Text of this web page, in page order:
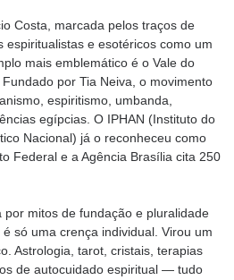
Costa, marcada pelos traços de
espiritualistas e esotéricos como um
mais emblemático é o Vale do
por Tia Neiva, o movimento
espiritismo, umbanda,
egípcias. O IPHAN (Instituto do
Nacional) já o reconheceu como
Federal e a Agência Brasília cita 250
por mitos de fundação e pluralidade
só uma crença individual. Virou um
Astrologia, tarot, cristais, terapias
de autocuidado espiritual — tudo